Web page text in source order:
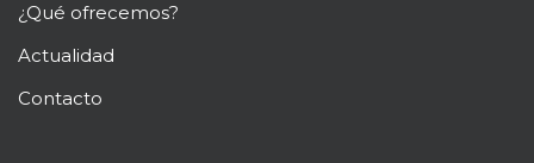
¿Qué ofrecemos?
Actualidad
Contacto